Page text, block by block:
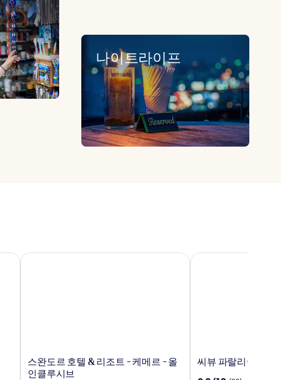
나이트라이프
스
완
스완도르 호텔 & 리조트 - 케메르 - 올
인클루시브
스완도르 호텔 & 리조트 - 케메르 - 올 인클루시브
씨
씨뷰 파랄리아 부티
씨뷰 파랄리아 부티